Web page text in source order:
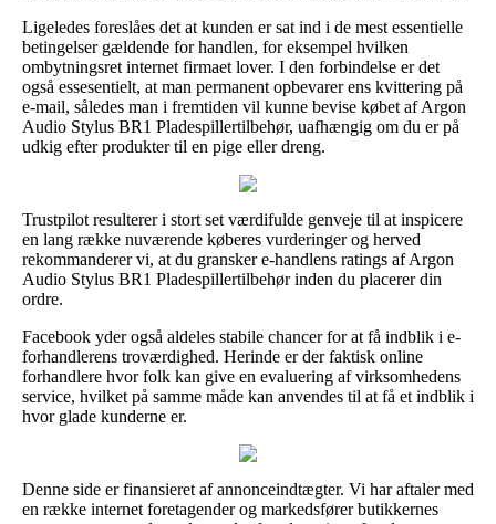
Ligeledes foreslåes det at kunden er sat ind i de mest essentielle
betingelser gældende for handlen, for eksempel hvilken
ombytningsret internet firmaet lover. I den forbindelse er det
også essesentielt, at man permanent opbevarer ens kvittering på
e-mail, således man i fremtiden vil kunne bevise købet af Argon
Audio Stylus BR1 Pladespillertilbehør, uafhængig om du er på
udkig efter produkter til en pige eller dreng.
Trustpilot resulterer i stort set værdifulde genveje til at inspicere
en lang række nuværende køberes vurderinger og herved
rekommanderer vi, at du gransker e-handlens ratings af Argon
Audio Stylus BR1 Pladespillertilbehør inden du placerer din
ordre.
Facebook yder også aldeles stabile chancer for at få indblik i e-
forhandlerens troværdighed. Herinde er der faktisk online
forhandlere hvor folk kan give en evaluering af virksomhedens
service, hvilket på samme måde kan anvendes til at få et indblik i
hvor glade kunderne er.
Denne side er finansieret af annonceindtægter. Vi har aftaler med
en række internet foretagender og markedsfører butikkernes